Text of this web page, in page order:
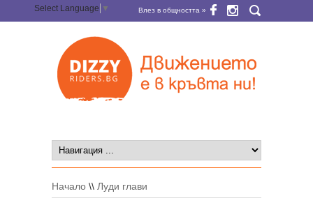
Select Language ▼ Влез в общността »
Начало \\ Луди глави